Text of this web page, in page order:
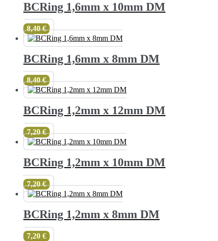
BCRing 1,6mm x 10mm DM
8,40€
BCRing 1,6mm x 8mm DM
8,40€
BCRing 1,2mm x 12mm DM
7,20€
BCRing 1,2mm x 10mm DM
7,20€
BCRing 1,2mm x 8mm DM
7,20 €